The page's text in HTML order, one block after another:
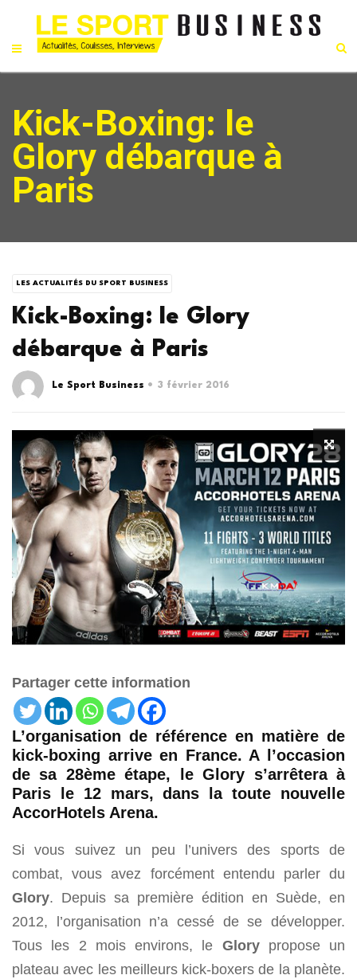
Kick-Boxing: le
Glory débarque à
Paris
LES ACTUALITÉS DU SPORT BUSINESS
Kick-Boxing: le Glory
débarque à Paris
Le Sport Business 3 février 2016
Partager cette information
L’organisation de référence en matière de
kick-boxing arrive en France. A l’occasion
de sa 28ème étape, le Glory s’arrêtera à
Paris le 12 mars, dans la toute nouvelle
AccorHotels Arena.
Si vous suivez un peu l’univers des sports de
combat, vous avez forcément entendu parler du
Glory. Depuis sa première édition en Suède, en
2012, l’organisation n’a cessé de se développer.
Tous les 2 mois environs, le Glorypropose un
plateau avec les meilleurs kick-boxers de la planète.